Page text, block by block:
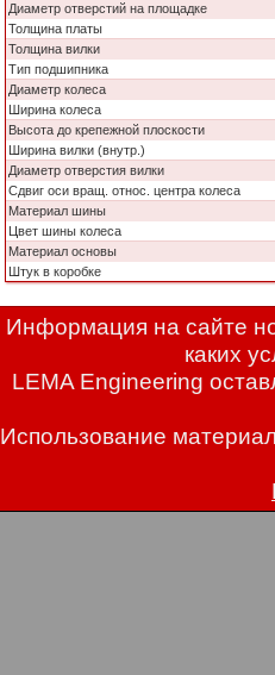
Диаметр отверстий на площадке
Толщина платы
Толщина вилки
Тип подшипника
Диаметр колеса
Ширина колеса
Высота до крепежной плоскости
Ширина вилки (внутр.)
Диаметр отверстия вилки
Сдвиг оси вращ. относ. центра колеса
Материал шины
Цвет шины колеса
Материал основы
Штук в коробке
Информация на сайте
каких
LEMA Engineering
Использование